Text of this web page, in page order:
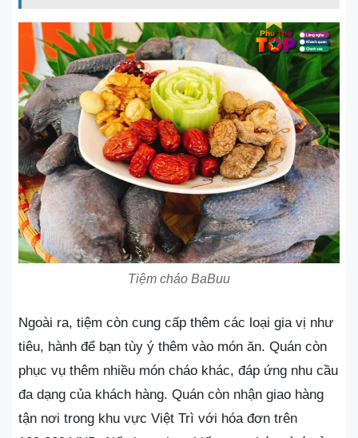
Tiệm cháo BaBuu
Ngoài ra, tiệm còn cung cấp thêm các loại gia vị như
tiêu, hành để bạn tùy ý thêm vào món ăn. Quán còn
phục vụ thêm nhiều món cháo khác, đáp ứng nhu cầu
đa dạng của khách hàng. Quán còn nhận giao hàng
tận nơi trong khu vực Việt Trì với hóa đơn trên